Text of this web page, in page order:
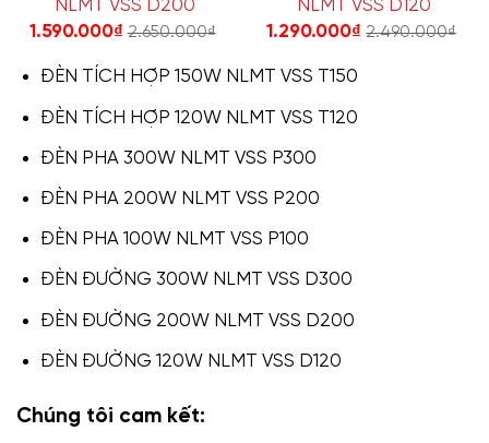
NLMT VSS D200
1.590.000₫ 2.650.000₫
NLMT VSS D120
1.290.000₫ 2.490.000₫
ĐÈN TÍCH HỢP 150W NLMT VSS T150
ĐÈN TÍCH HỢP 120W NLMT VSS T120
ĐÈN PHA 300W NLMT VSS P300
ĐÈN PHA 200W NLMT VSS P200
ĐÈN PHA 100W NLMT VSS P100
ĐÈN ĐƯỜNG 300W NLMT VSS D300
ĐÈN ĐƯỜNG 200W NLMT VSS D200
ĐÈN ĐƯỜNG 120W NLMT VSS D120
Chúng tôi cam kết: